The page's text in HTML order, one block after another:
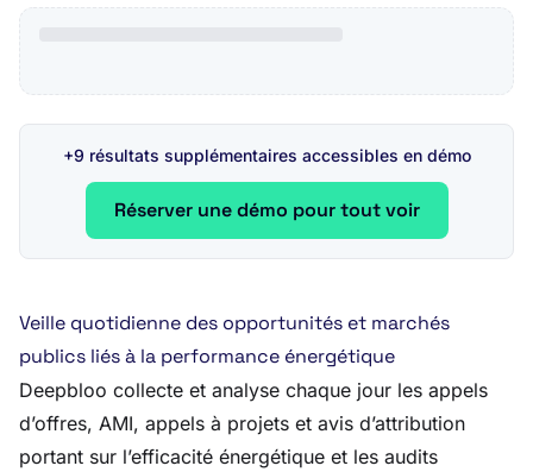
+9 résultats supplémentaires accessibles en démo
Réserver une démo pour tout voir
Veille quotidienne des opportunités et marchés
publics liés à la performance énergétique
Deepbloo collecte et analyse chaque jour les appels
d’offres, AMI, appels à projets et avis d’attribution
portant sur l’efficacité énergétique et les audits